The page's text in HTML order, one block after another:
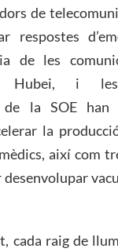
de
respostes
de les
Hubei, i les
de la SOE han
la
així com
cada raig de